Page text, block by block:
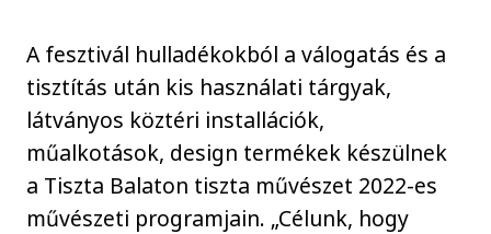
A fesztivál hulladékokból a válogatás és a
tisztítás után kis használati tárgyak,
látványos köztéri installációk,
műalkotások, design termékek készülnek
a Tiszta Balaton tiszta művészet 2022-es
művészeti programjain. „Célunk, hogy